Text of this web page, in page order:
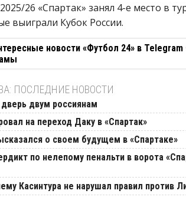
26 «Спартак» занял 4-е место в
выиграли Кубок России.
новости «Футбол 24» в
ПОСЛЕДНИЕ НОВОСТИ
дверь двум россиянам
на переход Даку в «Спартак»
о своем будущем в «Спартаке»
по нелепому пенальти в ворота
Касинтура не нарушал правил против